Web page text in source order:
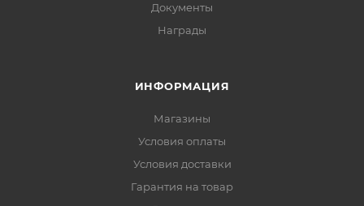
Документы
Награды
ИНФОРМАЦИЯ
Магазины
Условия оплаты
Условия доставки
Гарантия на товар